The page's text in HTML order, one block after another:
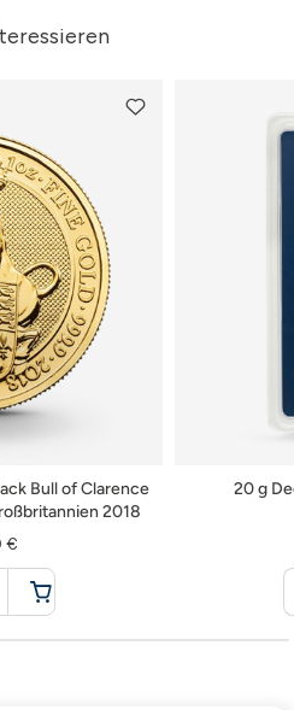
Bull of Clarence
2018
€
20 g